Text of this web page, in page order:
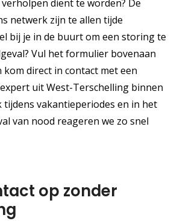
dient te worden? De
netwerk zijn te allen tijde
bij je in de buurt om een storing te
Vul het formulier bovenaan
kom direct in contact met een
uit West-Terschelling binnen
tijdens vakantieperiodes en in het
van nood reageren we zo snel
op zonder